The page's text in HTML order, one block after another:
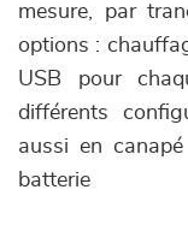
mesure, par
options :
USB pour
différents
aussi en
batterie